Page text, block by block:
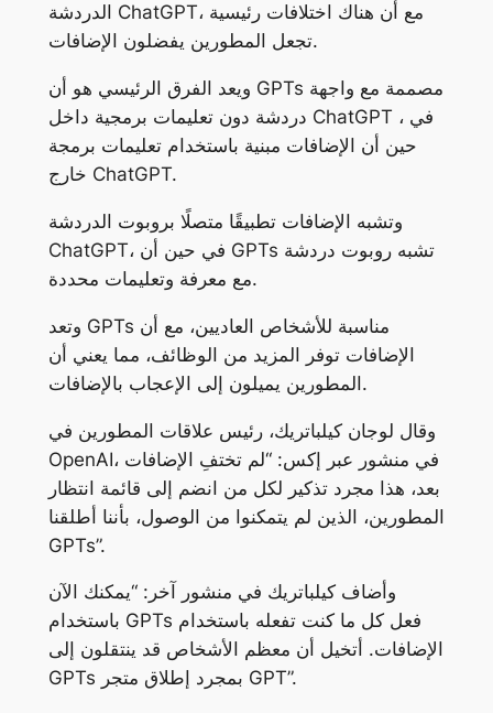
الدردشة ChatGPT، مع أن هناك اختلافات رئيسية
تجعل المطورين يفضلون الإضافات.
ويعد الفرق الرئيسي هو أن GPTs مصممة مع واجهة
دردشة دون تعليمات برمجية داخل ChatGPT ، في
حين أن الإضافات مبنية باستخدام تعليمات برمجة
خارج ChatGPT.
وتشبه الإضافات تطبيقًا متصلًا بروبوت الدردشة
ChatGPT، في حين أن GPTs تشبه روبوت دردشة
مع معرفة وتعليمات محددة.
وتعد GPTs مناسبة للأشخاص العاديين، مع أن
الإضافات توفر المزيد من الوظائف، مما يعني أن
المطورين يميلون إلى الإعجاب بالإضافات.
وقال لوجان كيلباتريك، رئيس علاقات المطورين في
OpenAI، في منشور عبر إكس: “لم تختفِ الإضافات
بعد، هذا مجرد تذكير لكل من انضم إلى قائمة انتظار
المطورين، الذين لم يتمكنوا من الوصول، بأننا أطلقنا
GPTs”.
وأضاف كيلباتريك في منشور آخر: “يمكنك الآن
باستخدام GPTs فعل كل ما كنت تفعله باستخدام
الإضافات. أتخيل أن معظم الأشخاص قد ينتقلون إلى
GPTs بمجرد إطلاق متجر GPT”.